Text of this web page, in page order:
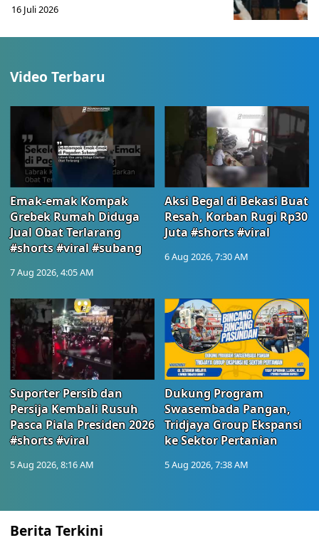
16 Juli 2026
Video Terbaru
Emak-emak Kompak
Grebek Rumah Diduga
Jual Obat Terlarang
#shorts #viral #subang
7 Aug 2026, 4:05 AM
Aksi Begal di Bekasi Buat
Resah, Korban Rugi Rp30
Juta #shorts #viral
6 Aug 2026, 7:30 AM
Suporter Persib dan
Persija Kembali Rusuh
Pasca Piala Presiden 2026
#shorts #viral
5 Aug 2026, 8:16 AM
Dukung Program
Swasembada Pangan,
Tridjaya Group Ekspansi
ke Sektor Pertanian
5 Aug 2026, 7:38 AM
Berita Terkini